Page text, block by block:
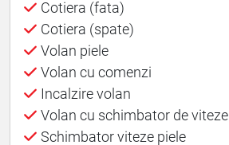
Cotiera (fata)
Cotiera (spate)
Volan piele
Volan cu comenzi
Incalzire volan
Volan cu schimbator de viteze
Schimbator viteze piele